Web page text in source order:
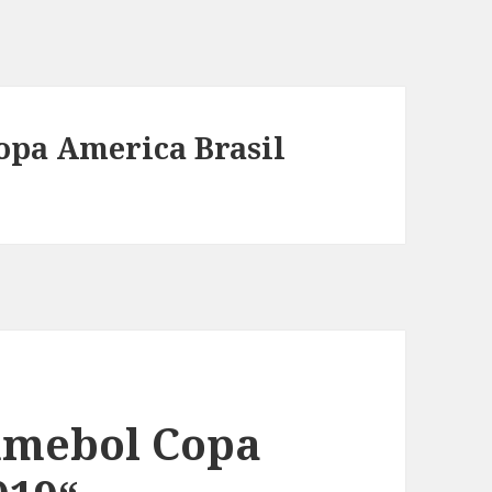
America Brasil
Copa